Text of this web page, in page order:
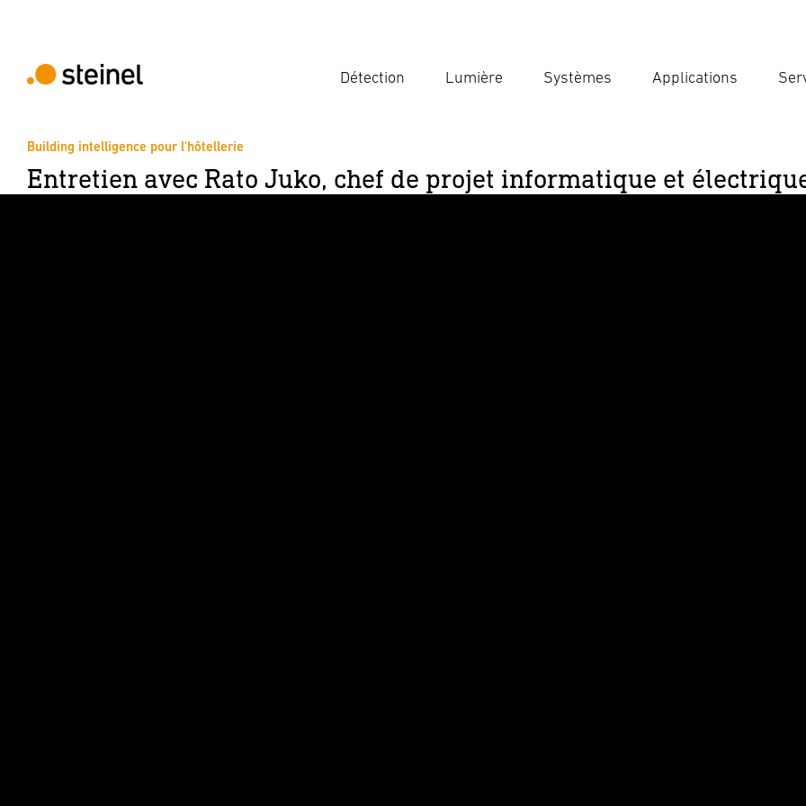
Détection Lumière Systèmes Applications
Building intelligence pour l'hôtellerie
Entretien avec Rato Juko, chef de projet informatique et